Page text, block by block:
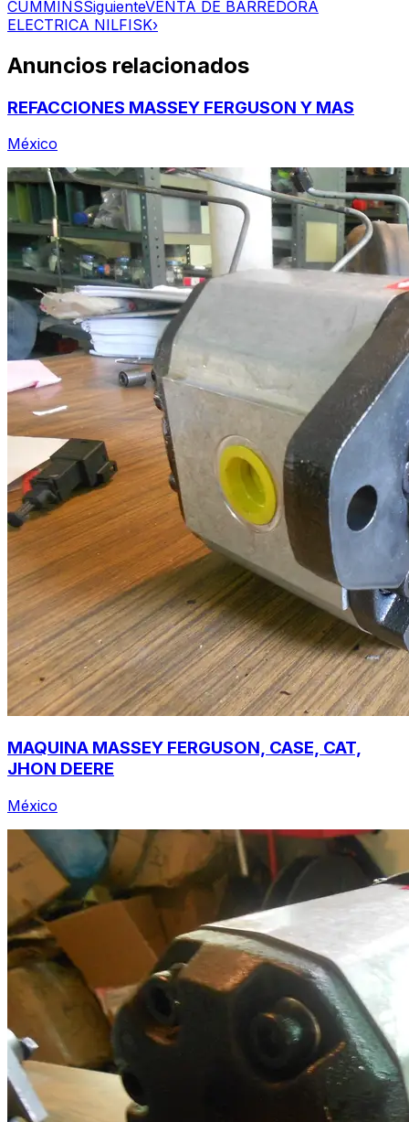
CUMMINSSiguienteVENTA DE BARREDORA
ELECTRICA NILFISK›
Anuncios relacionados
REFACCIONES MASSEY FERGUSON Y MAS
México
MAQUINA MASSEY FERGUSON, CASE, CAT,
JHON DEERE
México